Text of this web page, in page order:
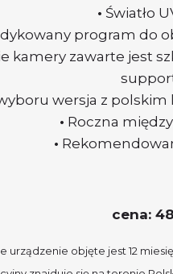
• Światło
program do
kamery zawarte jest
wersja z
• Roczna
•
cena:
urządzenie objęte jest 12